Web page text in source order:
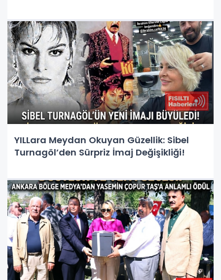
YILLara Meydan Okuyan Güzellik: Sibel
Turnagöl’den Sürpriz İmaj Değişikliği!